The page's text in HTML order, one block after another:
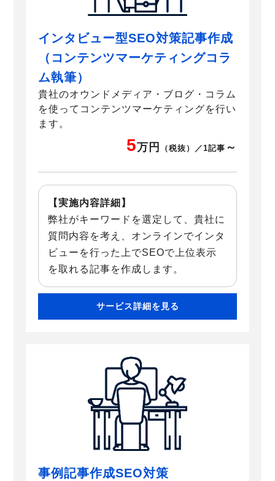
インタビュー型SEO対策記事作成
（コンテンツマーケティングコラ
ム執筆）
貴社のオウンドメディア・ブログ・コラム
を使ってコンテンツマーケティングを行い
ます。
5万円 （税抜）／1記事 ～
【実施内容詳細】
弊社がキーワードを選定して、貴社に
質問内容を考え、オンラインでインタ
ビューを行った上でSEOで上位表示
を取れる記事を作成します。
サービス詳細を見る
事例記事作成SEO対策